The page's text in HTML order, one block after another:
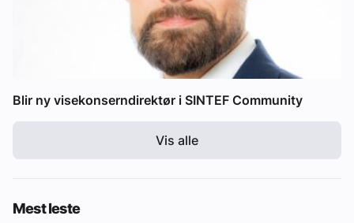
Blir ny visekonserndirektør i SINTEF Community
Vis alle
Mest leste